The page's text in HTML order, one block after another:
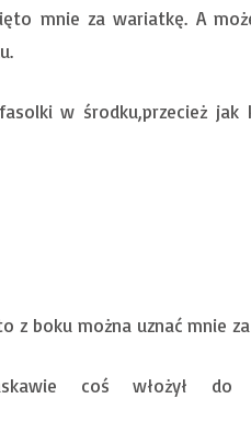
mnie za wariatkę. A
w środku,przecież
z boku można uznać mnie
coś włożył do